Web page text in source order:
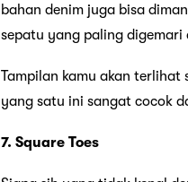
bahan denim juga bisa
sepatu yang paling digemari
Tampilan kamu akan terlihat
yang satu ini sangat cocok
7. Square Toes